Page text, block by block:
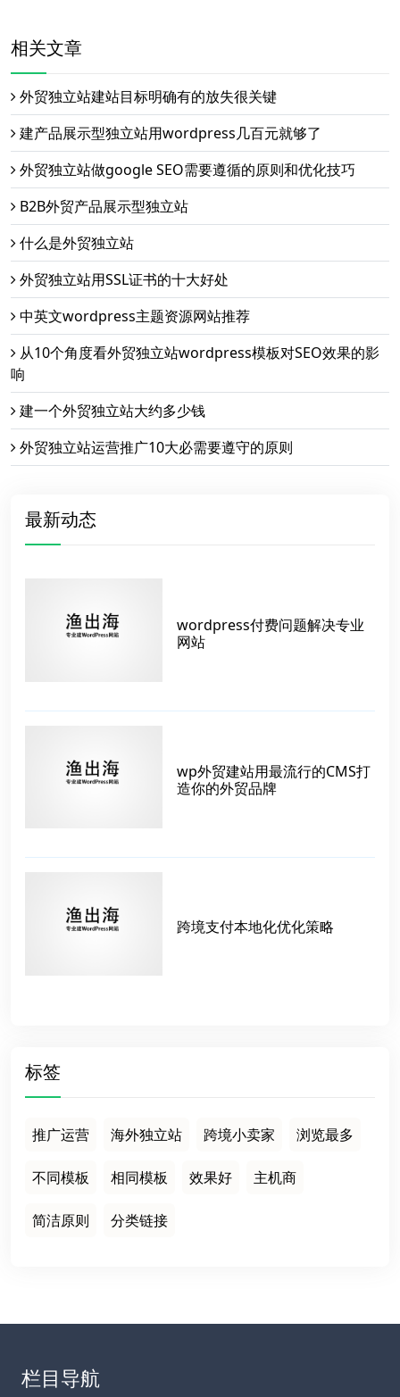
相关文章
外贸独立站建站目标明确有的放失很关键
建产品展示型独立站用wordpress几百元就够了
外贸独立站做google SEO需要遵循的原则和优化技巧
B2B外贸产品展示型独立站
什么是外贸独立站
外贸独立站用SSL证书的十大好处
中英文wordpress主题资源网站推荐
从10个角度看外贸独立站wordpress模板对SEO效果的影
响
建一个外贸独立站大约多少钱
外贸独立站运营推广10大必需要遵守的原则
最新动态
wordpress付费问题解决专业
网站
wp外贸建站用最流行的CMS打
造你的外贸品牌
跨境支付本地化优化策略
标签
推广运营 海外独立站 跨境小卖家 浏览最多
不同模板 相同模板 效果好 主机商
简洁原则 分类链接
栏目导航